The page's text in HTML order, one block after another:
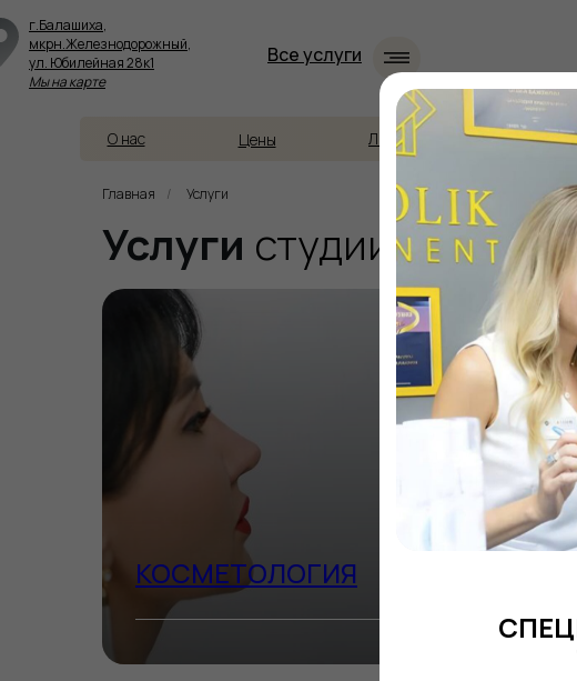
Акции
Цены Лицензия
О нас
г.Балашиха,
мкрн.Железнодорожный,
ул. Юбилейная 28к1
Мы на карте
Все услуги
Главная / Услуги
Услуги студии
КОСМЕТОЛОГИЯ